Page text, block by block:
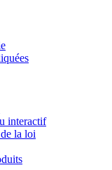
interactif
la loi